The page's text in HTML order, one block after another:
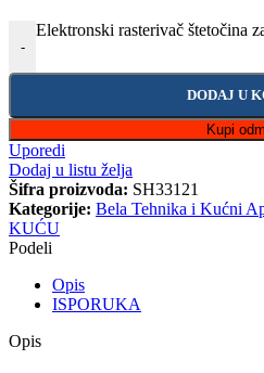
-
Elektronski rasterivač štetočina
DODAJ U
Kupi
Uporedi
Dodaj u listu želja
Šifra proizvoda: SH33121
Kategorije: Bela Tehnika i Kućni
KUĆU
Podeli
Opis
ISPORUKA
Opis